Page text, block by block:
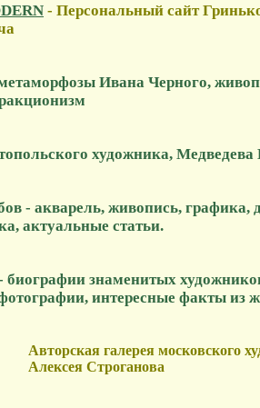
- Персональный сайт
Ивана Черного,
художника, Медведева
- акварель, живопись, графика,
актуальные статьи.
биографии знаменитых
интересные факты из
Авторская галерея московского
Алексея Строганова